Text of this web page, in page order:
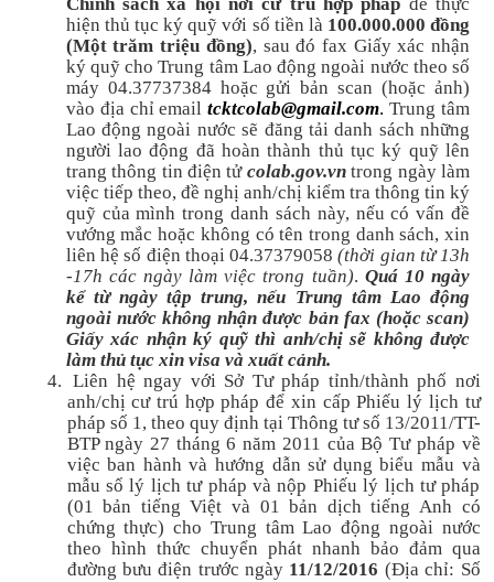
hiện thủ tục ký quỹ với số tiền là 100.000.000 đồng
(Một trăm triệu đồng), sau đó fax Giấy xác nhận
ký quỹ cho Trung tâm Lao động ngoài nước theo số
máy 04.37737384hoặc gửi bản scan (hoặc ảnh)
vào địa chỉ emailtcktcolab@gmail.com. Trung tâm
Lao động ngoài nước sẽ đăng tải danh sách những
người lao động đã hoàn thành thủ tục ký quỹ lên
trang thông tin điện tử colab.gov.vntrong ngày làm
việc tiếp theo, đề nghị anh/chị kiểm tra thông tin ký
quỹ của mình trong danh sách này, nếu có vấn đề
vướng mắc hoặc không có tên trong danh sách, xin
liên hệ số điện thoại 04.37379058(thời gian từ 13h
-17h các ngày làm việc trong tuần). Quá 10 ngày
kể từ ngày tập trung, nếu Trung tâm Lao động
ngoài nước không nhận được bản fax (hoặc scan)
Giấy xác nhận ký quỹ thì anh/chị sẽ không được
làm thủ tục xin visa và xuất cảnh.
4.
Liên hệ ngay với Sở Tư pháp tỉnh/thành phố nơi
anh/chị cư trú hợp pháp để xin cấp Phiếu lý lịch tư
pháp số 1, theo quy định tại Thông tư số 13/2011/TT-
BTP ngày 27 tháng 6 năm 2011 của Bộ Tư pháp về
việc ban hành và hướng dẫn sử dụng biểu mẫu và
mẫu sổ lý lịch tư pháp và nộp Phiếu lý lịch tư pháp
(01 bản tiếng Việt và 01 bản dịch tiếng Anh có
chứng thực) cho Trung tâm Lao động ngoài nước
theo hình thức chuyển phát nhanh bảo đảm qua
đường bưu điện trước ngày 11/12/2016 (Địa chỉ: Số